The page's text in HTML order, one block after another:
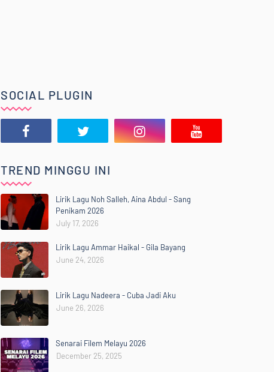
SOCIAL PLUGIN
TREND MINGGU INI
Lirik Lagu Noh Salleh, Aina Abdul - Sang
Penikam 2026
July 17, 2026
Lirik Lagu Ammar Haikal - Gila Bayang
June 24, 2026
Lirik Lagu Nadeera - Cuba Jadi Aku
June 26, 2026
Senarai Filem Melayu 2026
December 25, 2025